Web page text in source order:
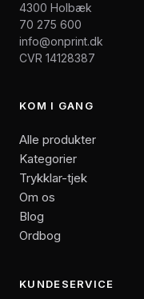
4300 Holbæk
70 275 600
info@onprint.dk
CVR 14128387
KOM I GANG
Alle produkter
Kategorier
Trykklar-tjek
Om os
Blog
Ordbog
KUNDESERVICE